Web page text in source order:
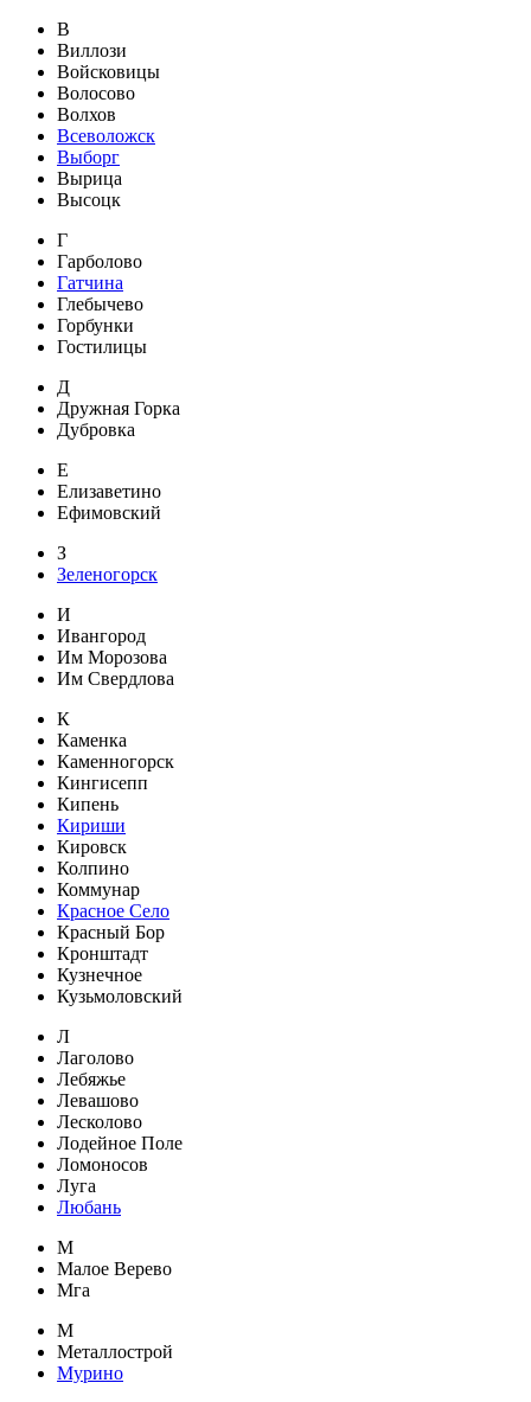
В
Виллози
Войсковицы
Волосово
Волхов
Всеволожск
Выборг
Вырица
Высоцк
Г
Гарболово
Гатчина
Глебычево
Горбунки
Гостилицы
Д
Дружная Горка
Дубровка
Е
Елизаветино
Ефимовский
З
Зеленогорск
И
Ивангород
Им Морозова
Им Свердлова
К
Каменка
Каменногорск
Кингисепп
Кипень
Кириши
Кировск
Колпино
Коммунар
Красное Село
Красный Бор
Кронштадт
Кузнечное
Кузьмоловский
Л
Лаголово
Лебяжье
Левашово
Лесколово
Лодейное Поле
Ломоносов
Луга
Любань
М
Малое Верево
Мга
М
Металлострой
Мурино